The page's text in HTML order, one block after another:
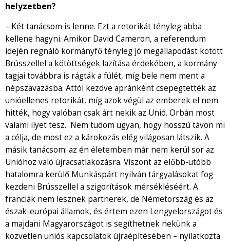
helyzetben?
– Két tanácsom is lenne. Ezt a retorikát tényleg abba
kellene hagyni. Amikor David Cameron, a referendum
idején regnáló kormányfő tényleg jó megállapodást kötött
Brüsszellel a kötöttségek lazítása érdekében, a kormány
tagjai továbbra is rágták a fülét, míg bele nem ment a
népszavazásba. Attól kezdve apránként csepegtették az
unióellenes retorikát, míg azok végül az emberek el nem
hitték, hogy valóban csak árt nekik az Unió. Orbán most
valami ilyet tesz. Nem tudom ugyan, hogy hosszú távon mi
a célja, de most ez a károkozás elég világosan látszik. A
másik tanácsom: az én életemben már nem kerül sor az
Unióhoz való újracsatlakozásra. Viszont az előbb-utóbb
hatalomra kerülő Munkáspárt nyilván tárgyalásokat fog
kezdeni Brüsszellel a szigorítások mérsékléséért. A
franciák nem lesznek partnerek, de Németország és az
észak-európai államok, és értem ezen Lengyelországot és
a majdani Magyarországot is segíthetnek nekünk a
közvetlen uniós kapcsolatok újraépítésében – nyilatkozta